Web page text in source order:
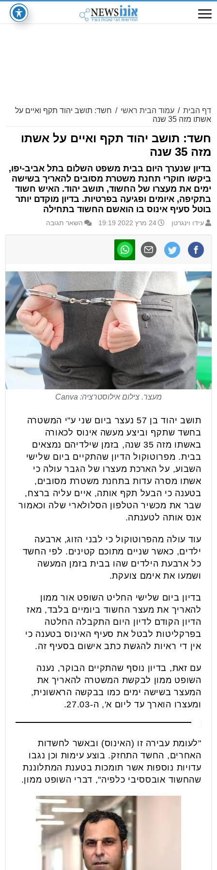
דף הבית / עמוד הבית ראשי / חשד: תושב יהוד תקף ואיים על
אשתו מזה 35 שנה
חשד: תושב יהוד תקף ואיים על אשתו
מזה 35 שנה
בדיון שנערך היום בבית משפט השלום בתל אביב-יפו,
ביקשו חוקרי תחנת משטרת מסובים להאריך בשישה
ימים את מעצרו של החשוד, תושב יהוד. האיש חשוד
בתקיפה, איומים ופגיעה בפרטיות. בדיון מוקדם יותר
בוטל סעיף אינוס בו הואשם החשוד בתחילה
עידו וינגרטן 24 מרץ 2022 19:19 השאר תגובה
מעצר. צילום אילוסטרציה: Canva
תושב יהוד בן 57 נעצר ביום שני ע"י המשטרה
בחשד שתקף וביצע מעשה אינוס לכאורה
באשתו מזה 35 שנה, בזמן שילדיהם נמצאים
בבית. מפרוטוקול הדיון שהתקיים ביום שלישי
השבוע, על הארכת מעצרו של הגבר עולה כי
אשתו מסרה עדות בתחנת משטרת מסובים,
בטענה כי הבעל תקף אותה, איים עליה ברצח,
שבר את מכשיר הטלפון הסלולארי שלה וכאמור
אנס אותה לטענתה.
עוד עולה מהפרוטוקול כי לבני הזוג, ארבעה
ילדים, כאשר שניים מתוכם קטינים. לפי החשד
כל ארבעת הילדים שהו בבית בזמן המעשה
ושמעו את אימם צועקת.
בדיון ביום שלישי החליט השופט אור ממון
להאריך את מעצר החשוד ביומיים בלבד, מאז
הדיון הקודם לדיון היום התקבלה החלטה
בפרקליטות לבטל את סעיף האינוס בטענה כי
אין די ראיות להגשת כתב אישום בסעיף זה.
עם זאת, בדיון נוסף שהתקיים הבוקר, נענה
השופט ממון לבקשת המשטרה להאריך את
המעצר בשישה ימים כמו בבקשה הראשונית,
ומעצרו הוארך עד ליום א', ה-27.03.
"לעומת עבירה זו (האינוס) ובאשר לחשדות
האחרים, החשד התחזק. בוצע עימות וכן נגבו
עדויות נוספות אשר תומכות בטענת המתלוננת
שהחשוד אובססיבי כלפיה", דברי השופט ממון.